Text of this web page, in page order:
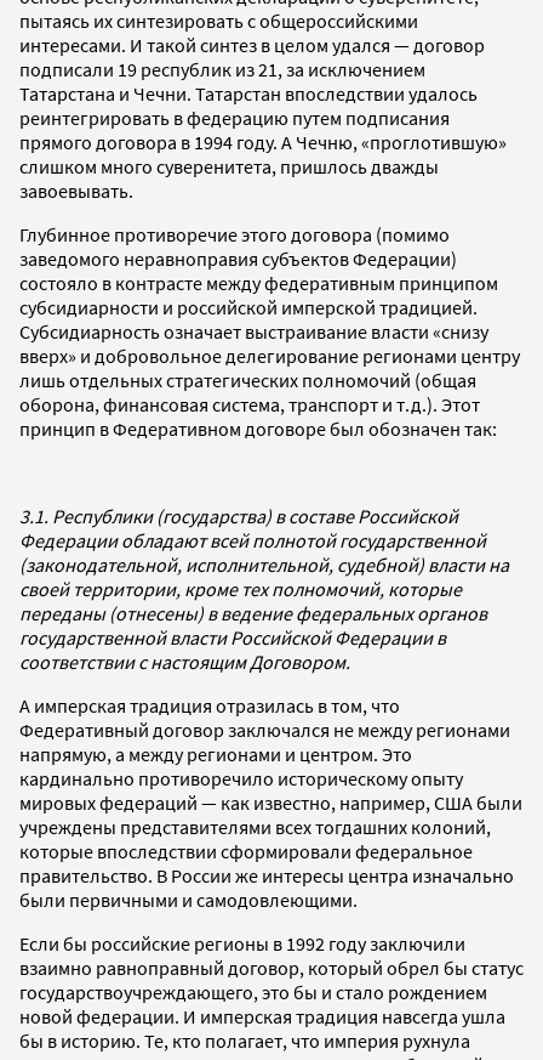
пытаясь их синтезировать с общероссийскими
интересами. И такой синтез в целом удался — договор
подписали 19 республик из 21, за исключением
Татарстана и Чечни. Татарстан впоследствии удалось
реинтегрировать в федерацию путем подписания
прямого договора в 1994 году. А Чечню, «проглотившую»
слишком много суверенитета, пришлось дважды
завоевывать.
Глубинное противоречие этого договора (помимо
заведомого неравноправия субъектов Федерации)
состояло в контрасте между федеративным принципом
субсидиарности и российской имперской традицией.
Субсидиарность означает выстраивание власти «снизу
вверх» и добровольное делегирование регионами центру
лишь отдельных стратегических полномочий (общая
оборона, финансовая система, транспорт и т.д.). Этот
принцип в Федеративном договоре был обозначен так:
3.1. Республики (государства) в составе Российской
Федерации обладают всей полнотой государственной
(законодательной, исполнительной, судебной) власти на
своей территории, кроме тех полномочий, которые
переданы (отнесены) в ведение федеральных органов
государственной власти Российской Федерации в
соответствии с настоящим Договором.
А имперская традиция отразилась в том, что
Федеративный договор заключался не между регионами
напрямую, а между регионами и центром. Это
кардинально противоречило историческому опыту
мировых федераций — как известно, например, США были
учреждены представителями всех тогдашних колоний,
которые впоследствии сформировали федеральное
правительство. В России же интересы центра изначально
были первичными и самодовлеющими.
Если бы российские регионы в 1992 году заключили
взаимно равноправный договор, который обрел бы статус
государствоучреждающего, это бы и стало рождением
новой федерации. И имперская традиция навсегда ушла
бы в историю. Те, кто полагает, что империя рухнула